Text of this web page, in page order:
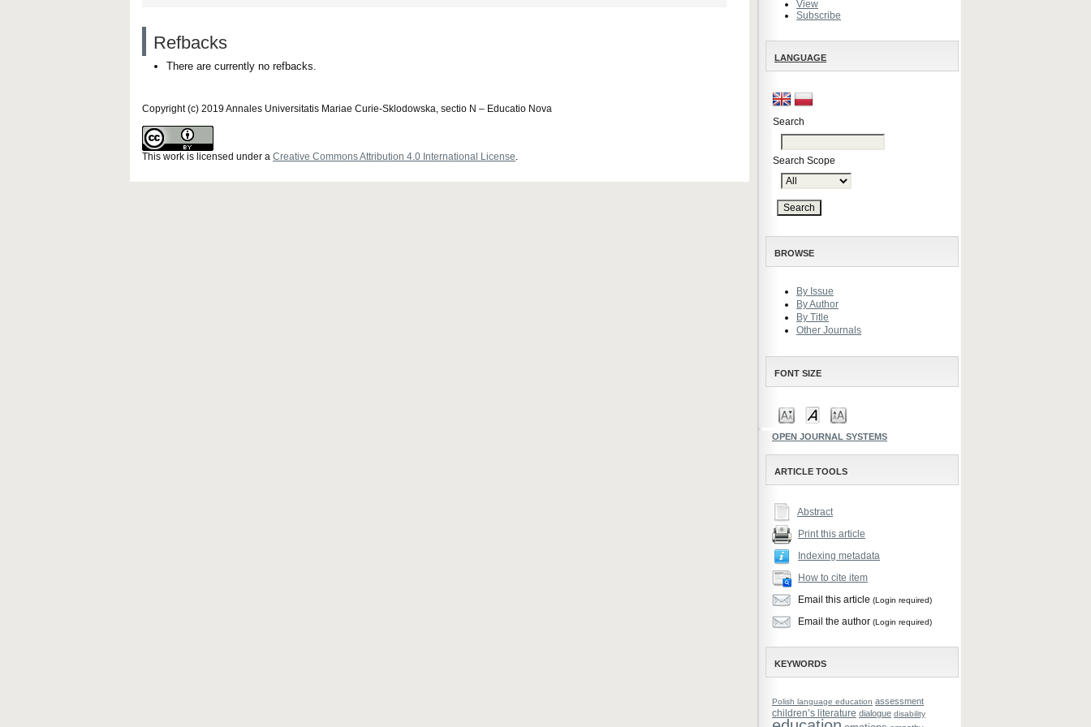
View
Subscribe
LANGUAGE
Search
Search Scope
BROWSE
By Issue
By Author
By Title
Other Journals
FONT SIZE
OPEN JOURNAL SYSTEMS
ARTICLE TOOLS
Abstract
Print this article
Indexing metadata
How to cite item
Email this article (Login required)
Email the author (Login required)
KEYWORDS
Polish language education assessment
children’s literature dialogue disability
Refbacks
There are currently no refbacks.
Copyright (c) 2019 Annales Universitatis Mariae Curie-Sklodowska, sectio N – Educatio Nova
This work is licensed under a Creative Commons Attribution 4.0 International License.